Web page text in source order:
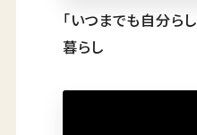
大
「いつまでも自分ら
暮らし